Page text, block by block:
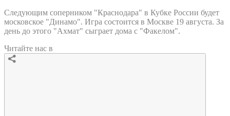
Следующим соперником "Краснодара" в Кубке России будет
московское "Динамо". Игра состоится в Москве 19 августа. За
день до этого "Ахмат" сыграет дома с "Факелом".
Читайте нас в